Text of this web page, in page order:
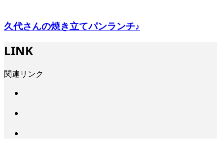
久代さんの焼き立てパンランチ♪
LINK
関連リンク